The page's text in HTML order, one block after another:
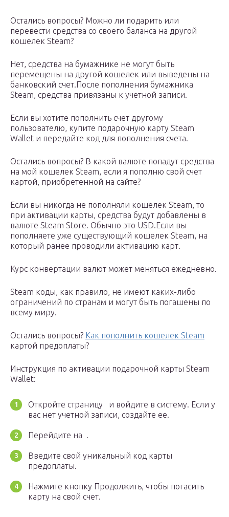
Остались вопросы? Можно ли подарить или
перевести средства со своего баланса на другой
кошелек Steam?
Нет, средства на бумажнике не могут быть
перемещены на другой кошелек или выведены на
банковский счет.После пополнения бумажника
Steam, средства привязаны к учетной записи.
Если вы хотите пополнить счет другому
пользователю, купите подарочную карту Steam
Wallet и передайте код для пополнения счета.
Остались вопросы? В какой валюте попадут средства
на мой кошелек Steam, если я пополню свой счет
картой, приобретенной на сайте?
Если вы никогда не пополняли кошелек Steam, то
при активации карты, средства будут добавлены в
валюте Steam Store. Обычно это USD.Если вы
пополняете уже существующий кошелек Steam, на
который ранее проводили активацию карт.
Курс конвертации валют может меняться ежедневно.
Steam коды, как правило, не имеют каких-либо
ограничений по странам и могут быть погашены по
всему миру.
Остались вопросы? Как пополнить кошелек Steam
картой предоплаты?
Инструкция по активации подарочной карты Steam
Wallet:
Откройте страницу и войдите в систему. Если у
вас нет учетной записи, создайте ее.
Перейдите на .
Введите свой уникальный код карты
предоплаты.
Нажмите кнопку Продолжить, чтобы погасить
карту на свой счет.